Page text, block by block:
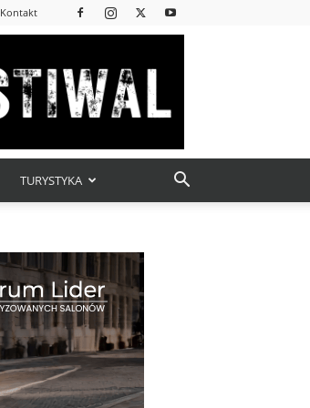
Kontakt
TURYSTYKA